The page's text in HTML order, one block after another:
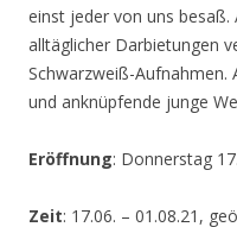
einst jeder von uns
alltäglicher Darbietungen
Schwarzweiß-
und anknüpfende junge
Eröffnung: Donnerstag
Zeit: 17.06. – 01.08.21,